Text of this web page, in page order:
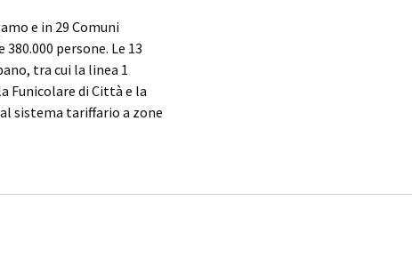
e in 29 Comuni
persone. Le 13
tra cui la linea 1
Funicolare di Città e la
sistema tariffario a zone